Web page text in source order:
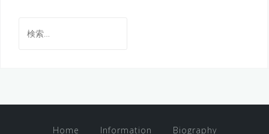
索:
Home Information Biography